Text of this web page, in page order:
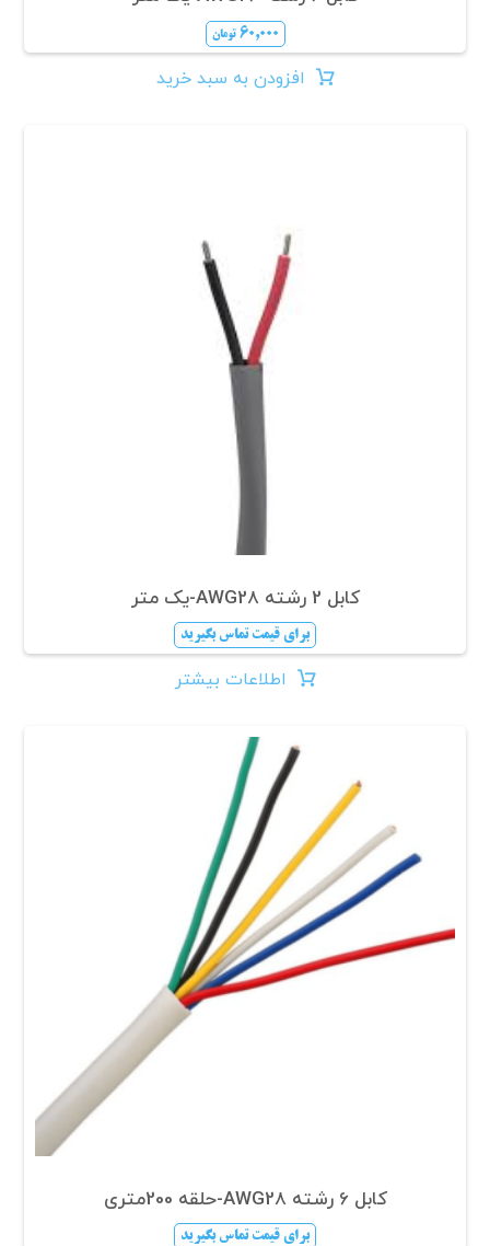
۶۰,۰۰۰ تومان
افزودن به سبد خرید
کابل 2 رشته AWG28-یک متر
برای قیمت تماس بگیرید
اطلاعات بیشتر
کابل 6 رشته AWG28-حلقه 200متری
برای قیمت تماس بگیرید